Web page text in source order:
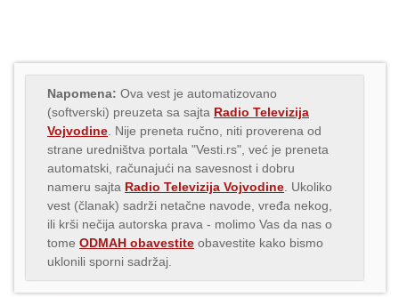
Napomena: Ova vest je automatizovano
(softverski) preuzeta sa sajta Radio Televizija
Vojvodine . Nije preneta ručno, niti proverena od
strane uredništva portala "Vesti.rs", već je preneta
automatski, računajući na savesnost i dobru
nameru sajta Radio Televizija Vojvodine . Ukoliko
vest (članak) sadrži netačne navode, vređa nekog,
ili krši nečija autorska prava - molimo Vas da nas o
tome ODMAH obavestite obavestite kako bismo
uklonili sporni sadržaj.